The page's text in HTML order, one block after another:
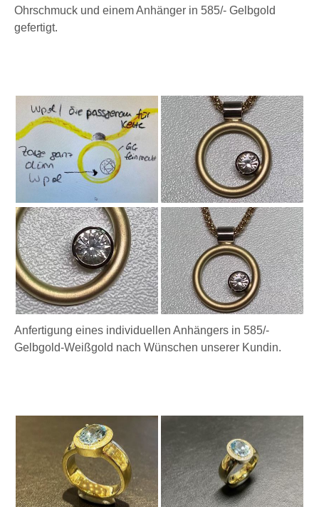
Ohrschmuck und einem Anhänger in 585/- Gelbgold
gefertigt.
Anfertigung eines individuellen Anhängers in 585/-
Gelbgold-Weißgold nach Wünschen unserer Kundin.